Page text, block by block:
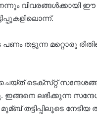
തട്ടുന്ന മറ്റൊരു
ടെക്‌സ്‌റ്റ്
ഇങ്ങനെ ലഭിക്കുന്ന
തട്ടിപ്പിലൂടെ